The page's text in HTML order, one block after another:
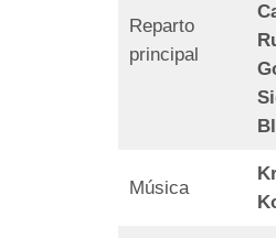
Reparto
principal
Música